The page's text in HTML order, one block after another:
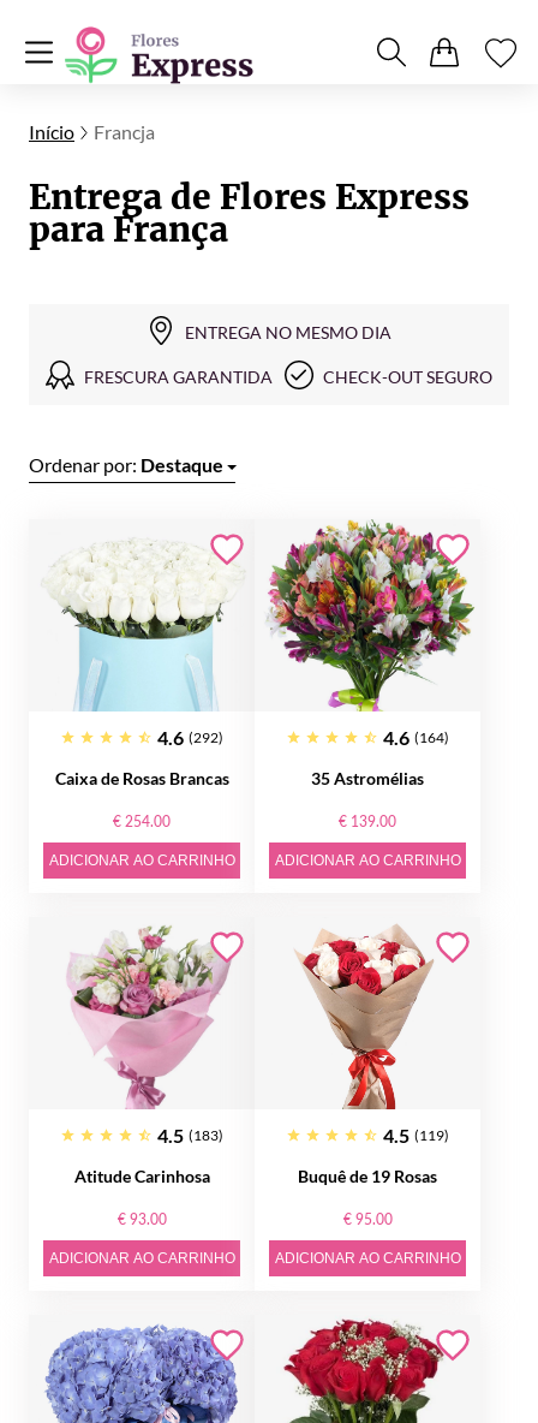
Início Francja
Entrega de Flores Express
para França
ENTREGA NO MESMO DIA
FRESCURA GARANTIDA CHECK-OUT SEGURO
Ordenar por: Destaque
4.6 (292)
Caixa de Rosas Brancas
€ 254.00
ADICIONAR AO CARRINHO
4.6 (164)
35 Astromélias
€ 139.00
ADICIONAR AO CARRINHO
4.5 (183)
Atitude Carinhosa
€ 93.00
ADICIONAR AO CARRINHO
4.5 (119)
Buquê de 19 Rosas
€ 95.00
ADICIONAR AO CARRINHO